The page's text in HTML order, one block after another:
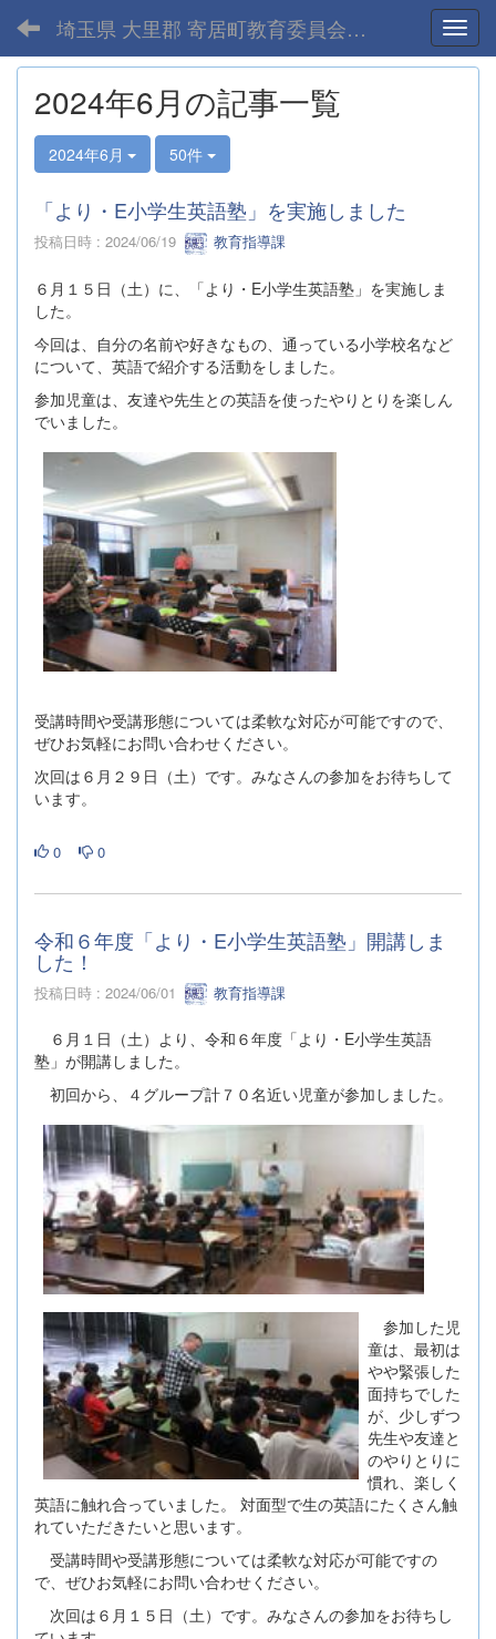
埼玉県 大里郡 寄居町教育委員会-home
2024年6月の記事一覧
2024年6月 50件
「より・E小学生英語塾」を実施しました
投稿日時 : 2024/06/19 教育指導課
６月１５日（土）に、「より・E小学生英語塾」を実施しま
した。
今回は、自分の名前や好きなもの、通っている小学校名など
について、英語で紹介する活動をしました。
参加児童は、友達や先生との英語を使ったやりとりを楽しん
でいました。
受講時間や受講形態については柔軟な対応が可能ですので、
ぜひお気軽にお問い合わせください。
次回は６月２９日（土）です。みなさんの参加をお待ちして
います。
0 0
令和６年度「より・E小学生英語塾」開講しま
した！
投稿日時 : 2024/06/01 教育指導課
６月１日（土）より、令和６年度「より・E小学生英語
塾」が開講しました。
初回から、４グループ計７０名近い児童が参加しました。
参加した児
童は、最初は
やや緊張した
面持ちでした
が、少しずつ
先生や友達と
のやりとりに
慣れ、楽しく
英語に触れ合っていました。 対面型で生の英語にたくさん触
れていただきたいと思います。
受講時間や受講形態については柔軟な対応が可能ですの
で、ぜひお気軽にお問い合わせください。
次回は６月１５日（土）です。みなさんの参加をお待ちし